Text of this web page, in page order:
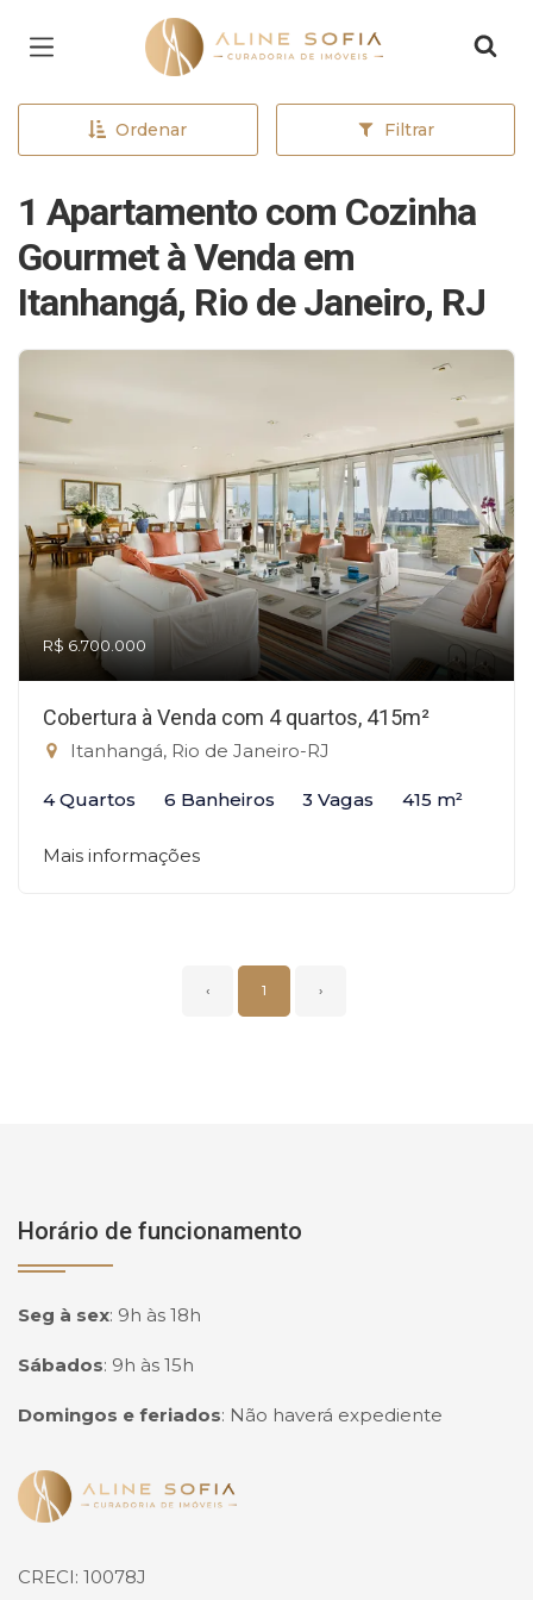
Página inicial
Ordenar Filtrar
1 Apartamento com Cozinha
Gourmet à Venda em
Itanhangá, Rio de Janeiro, RJ
R$ 6.700.000
Cobertura à Venda com 4 quartos, 415m²
Itanhangá, Rio de Janeiro-RJ
4 Quartos 6 Banheiros 3 Vagas 415 m²
Mais informações
‹ 1 ›
Horário de funcionamento
Seg à sex: 9h às 18h
Sábados: 9h às 15h
Domingos e feriados: Não haverá expediente
Página inicial
CRECI: 10078J